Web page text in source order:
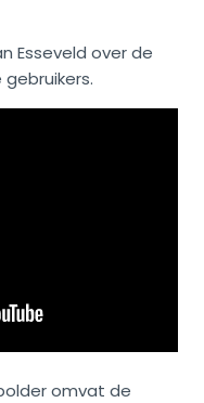
Esseveld over de
omvat de